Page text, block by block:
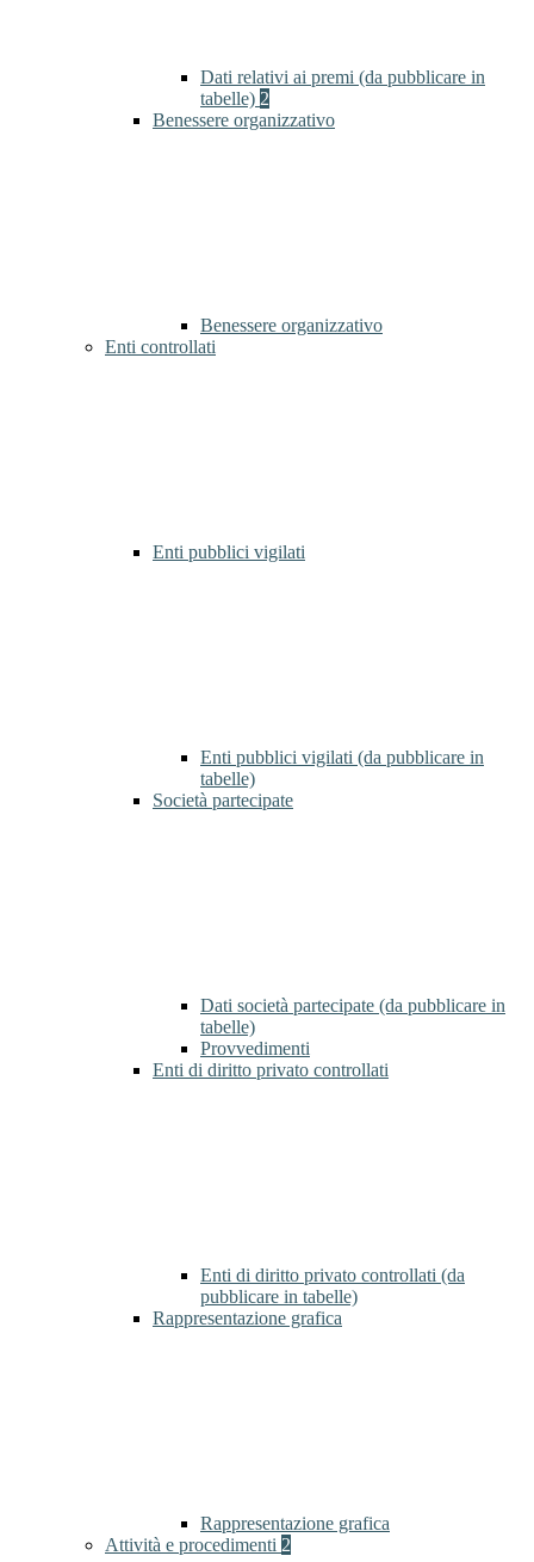
Dati relativi ai premi (da pubblicare in
tabelle) 2
Benessere organizzativo
Benessere organizzativo
Enti controllati
Enti pubblici vigilati
Enti pubblici vigilati (da pubblicare in
tabelle)
Società partecipate
Dati società partecipate (da pubblicare in
tabelle)
Provvedimenti
Enti di diritto privato controllati
Enti di diritto privato controllati (da
pubblicare in tabelle)
Rappresentazione grafica
Rappresentazione grafica
Attività e procedimenti 2